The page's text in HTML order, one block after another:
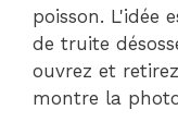
poisson. L'idée
de truite
ouvrez et
montre la